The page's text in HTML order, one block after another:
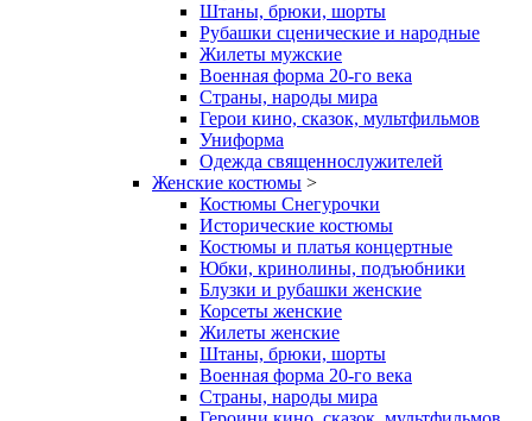
Штаны, брюки, шорты
Рубашки сценические и народные
Жилеты мужские
Военная форма 20-го века
Страны, народы мира
Герои кино, сказок, мультфильмов
Униформа
Одежда священнослужителей
Женские костюмы >
Костюмы Снегурочки
Исторические костюмы
Костюмы и платья концертные
Юбки, кринолины, подъюбники
Блузки и рубашки женские
Корсеты женские
Жилеты женские
Штаны, брюки, шорты
Военная форма 20-го века
Страны, народы мира